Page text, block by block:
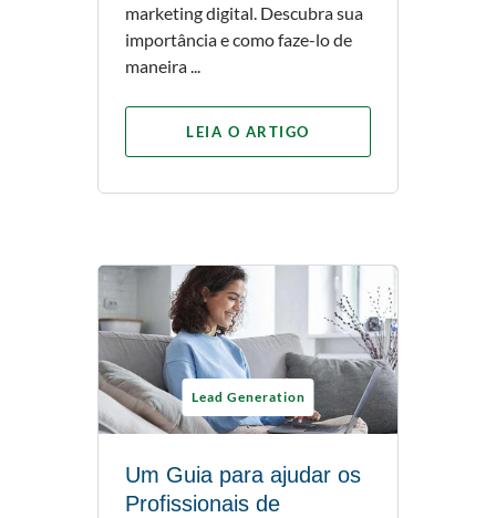
marketing digital. Descubra sua
importância e como faze-lo de
maneira ...
LEIA O ARTIGO
Lead Generation
Um Guia para ajudar os
Profissionais de